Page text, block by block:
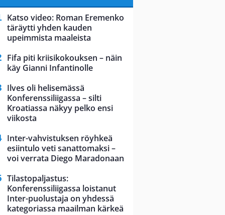
Katso video: Roman Eremenko
täräytti yhden kauden
upeimmista maaleista
Fifa piti kriisikokouksen – näin
käy Gianni Infantinolle
Ilves oli helisemässä
Konferenssiliigassa – silti
Kroatiassa näkyy pelko ensi
viikosta
Inter-vahvistuksen röyhkeä
esiintulo veti sanattomaksi –
voi verrata Diego Maradonaan
Tilastopaljastus:
Konferenssiliigassa loistanut
Inter-puolustaja on yhdessä
kategoriassa maailman kärkeä